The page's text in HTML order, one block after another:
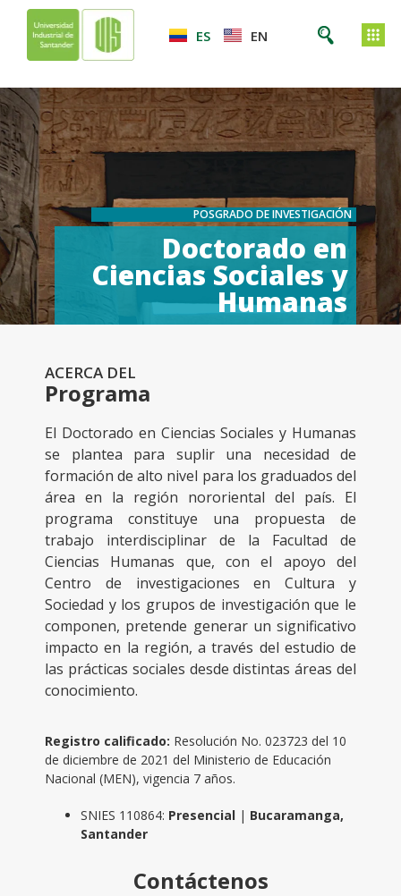
ES EN
POSGRADO DE INVESTIGACIÓN
Doctorado en
Ciencias Sociales y
Humanas
ACERCA DEL
Programa
El Doctorado en Ciencias Sociales y Humanas
se plantea para suplir una necesidad de
formación de alto nivel para los graduados del
área en la región nororiental del país. El
programa constituye una propuesta de
trabajo interdisciplinar de la Facultad de
Ciencias Humanas que, con el apoyo del
Centro de investigaciones en Cultura y
Sociedad y los grupos de investigación que le
componen, pretende generar un significativo
impacto en la región, a través del estudio de
las prácticas sociales desde distintas áreas del
conocimiento.
Registro calificado: Resolución No. 023723 del 10
de diciembre de 2021 del Ministerio de Educación
Nacional (MEN), vigencia 7 años.
SNIES 110864: Presencial | Bucaramanga,
Santander
Contáctenos